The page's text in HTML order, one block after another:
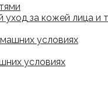
за кожей лица и
условиях
условиях